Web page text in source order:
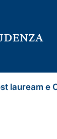
lauream e